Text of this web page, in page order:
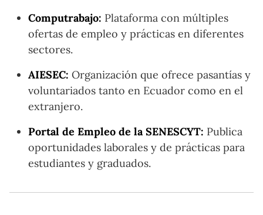
Computrabajo: Plataforma con múltiples
ofertas de empleo y prácticas en diferentes
sectores.
AIESEC: Organización que ofrece pasantías y
voluntariados tanto en Ecuador como en el
extranjero.
Portal de Empleo de la SENESCYT: Publica
oportunidades laborales y de prácticas para
estudiantes y graduados.